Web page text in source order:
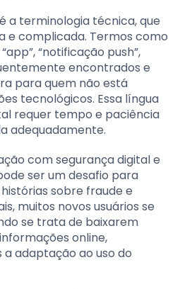
a terminologia técnica, que
e complicada. Termos como
“notificação push”,
encontrados e
para quem não está
tecnológicos. Essa língua
requer tempo e paciência
adequadamente.
com segurança digital e
ser um desafio para
sobre fraude e
muitos novos usuários se
se trata de baixarem
online,
adaptação ao uso do